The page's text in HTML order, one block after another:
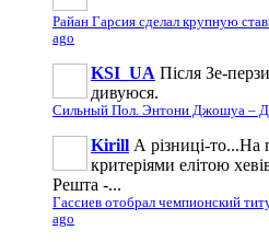
Райан Гарсия сделал крупную
ago
KSI_UA Після Зе-
дивуюся.
Сильный Пол. Энтони Джошуа –
Kirill А різниці-то...На
критеріями елітою
Решта -...
Гассиев отобрал чемпионский
ago